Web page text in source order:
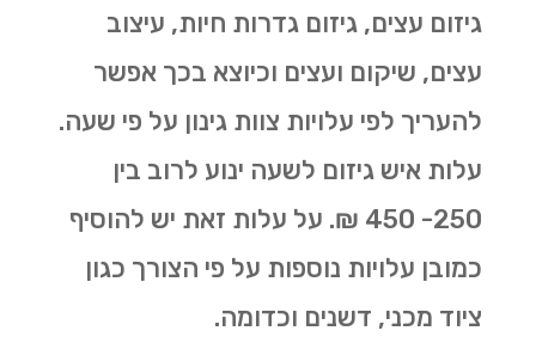
גיזום עצים, גיזום גדרות חיות, עיצוב
עצים, שיקום ועצים וכיוצא בכך אפשר
להעריך לפי עלויות צוות גינון על פי שעה.
עלות איש גיזום לשעה ינוע לרוב בין
250- 450 ₪. על עלות זאת יש להוסיף
כמובן עלויות נוספות על פי הצורך כגון
ציוד מכני, דשנים וכדומה.